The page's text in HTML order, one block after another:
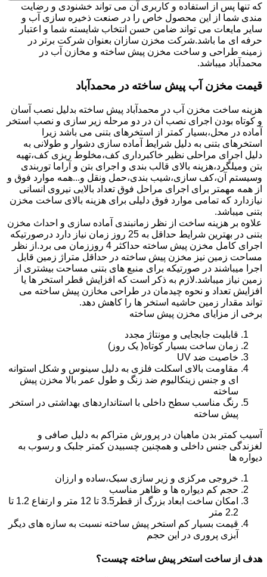
که تنها پس از استفاده و کاربری آن می تواند خشنودی و رضایت
مندی شما از این محصول خاص را در صنعت ذخیره سازی آب و
سایر مایعات می تواند ضامن حسن انتخاب شایسته شما و اعتبار
حرفه ای ما باشد.شرکت مخزن سازان بعنوان شرکت برتر در
زمینه طراحی و ساخت مخزن پیش ساخته و مخازن آب در
محمدآباد میباشد.
قیمت مخزن آب پیش ساخته در محمدآباد
هزینه ساخت مخزن آب در محمدآباد پیش ساخته بدلیل نصب آسان
و کوتاه بودن اجرای نصب آن در دو مرحله زیر سازی و نصب استخر
آماده در محل،بسیار کمتر از استخرهای بتنی می باشد زیرا
استخرهای بتنی به دلیل شرایط آماده سازی دشوار و طولانی به
دلیل اجرای مراحلی نظیر خاکبرداری کف،مخلوط ریزی کف،تهیه
بتن ومیلگرد،هزینه بالای قالب بندی و اجرای بتن و آراما توربندی
وسیستم آن،کف سازی،شیب بندی،حمل ونقل و...همه موارد فوق و
از همه مهمتر برای اجرای مراحل فوق تعداد بالایی نیروی انسانی
نیازدارد که تمامی موارد فوق دلیلی برای هزینه بالای ساخت مخزن
بتنی میباشد.
علاوه بر هزینه ساخت از نظر زمانبندی آماده سازی و احداث مخزن
بتنی در بهترین شرایط حداقل به 25 روز زمان نیاز دارد درصورتیکه
اجرای کامل مخزن پیش ساخته حداکثر 4 روززمان می برد.از نظر
مساحت زمین نیز مخزن پیش ساخته در حداقل متراژ زمین قابل
اجرا میباشند در صورتیکه برای منبع های بتنی مساحت بیشتری از
زمین نیاز میباشد.لازم به ذکر است که افزایش قطر استخر ها یا
افزایش تعداد و نحوه چیدمان در طراحی مخازن پیش ساخته می
تواند مقدار زمین حاشیه استخر ها را کاهش دهد.
برخی از مزایای مخزن پیش ساخته
قابلیت جابجایی و مونتاژ مجدد
زمان ساخت بسیار کوتاه( یک روز)
خاصیت ضد UV
مقاومت بالای اسکلت فلزی به دلیل سینوس و شکل استوانه
ای و جنس زینکالیوم ضد زنگ و طول عمر بالا مخزن پیش
ساخته
رنگ مناسب سطح داخلی با استانداردهای بهداشتی در استخر
پیش ساخته
آسیب کمتر بدن ماهیان در پرورش متراکم به دلیل صافی و
لغزندگی جنس داخلی و همچنین چسبیدن کمتر جلبک و رسوب به
دیواره ها
خروجی مرکزی و زیر سازی سبک،ساده و ارزان
حجم کم دیواره ها و ظاهر مناسب
امکان ساخت ابعاد بزرگ از قطر3.5 تا 12 متر و ارتفاع 1.2 تا
2.2 متر
قیمت بسیار کم استخر پیش ساخته نسبت به سازه های دیگر
آبزی پروری در این حجم
هدف از ساخت استخر پیش ساخته چیست؟